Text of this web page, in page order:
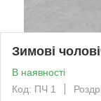
Зимові
В наявності
Код: ПЧ 1